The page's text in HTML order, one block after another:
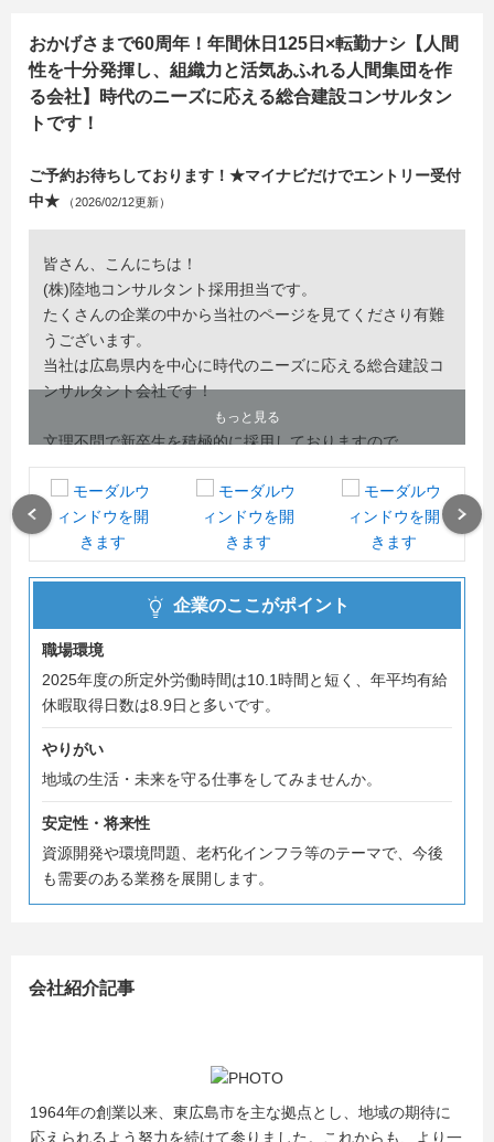
おかげさまで60周年！年間休日125日×転勤ナシ【人間
性を十分発揮し、組織力と活気あふれる人間集団を作
る会社】時代のニーズに応える総合建設コンサルタン
トです！
ご予約お待ちしております！★マイナビだけでエントリー受付
中★ （2026/02/12更新）
皆さん、こんにちは！
(株)陸地コンサルタント採用担当です。
たくさんの企業の中から当社のページを見てくださり有難
うございます。
当社は広島県内を中心に時代のニーズに応える総合建設コ
ンサルタント会社です！
文理不問で新卒生を積極的に採用しておりますので、
お気軽にエントリーしてください！
少しでも興味が沸いたら一度当社の説明会にお越しくださ
もっと見る
企業のここがポイント
職場環境
2025年度の所定外労働時間は10.1時間と短く、年平均有給
休暇取得日数は8.9日と多いです。
やりがい
地域の生活・未来を守る仕事をしてみませんか。
安定性・将来性
資源開発や環境問題、老朽化インフラ等のテーマで、今後
も需要のある業務を展開します。
会社紹介記事
1964年の創業以来、東広島市を主な拠点とし、地域の期待に
応えられるよう努力を続けて参りました。これからも、より一